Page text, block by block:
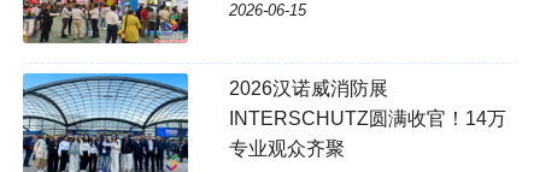
2026-06-15
2026汉诺威消防展
INTERSCHUTZ圆满收官！14万
专业观众齐聚